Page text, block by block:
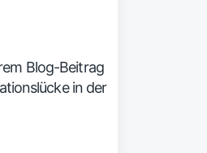
Blog-Beitrag
in der